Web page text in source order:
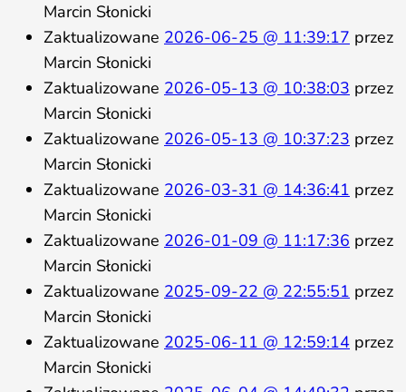
Marcin Słonicki
Zaktualizowane 2026-06-25 @ 11:39:17 przez
Marcin Słonicki
Zaktualizowane 2026-05-13 @ 10:38:03 przez
Marcin Słonicki
Zaktualizowane 2026-05-13 @ 10:37:23 przez
Marcin Słonicki
Zaktualizowane 2026-03-31 @ 14:36:41 przez
Marcin Słonicki
Zaktualizowane 2026-01-09 @ 11:17:36 przez
Marcin Słonicki
Zaktualizowane 2025-09-22 @ 22:55:51 przez
Marcin Słonicki
Zaktualizowane 2025-06-11 @ 12:59:14 przez
Marcin Słonicki